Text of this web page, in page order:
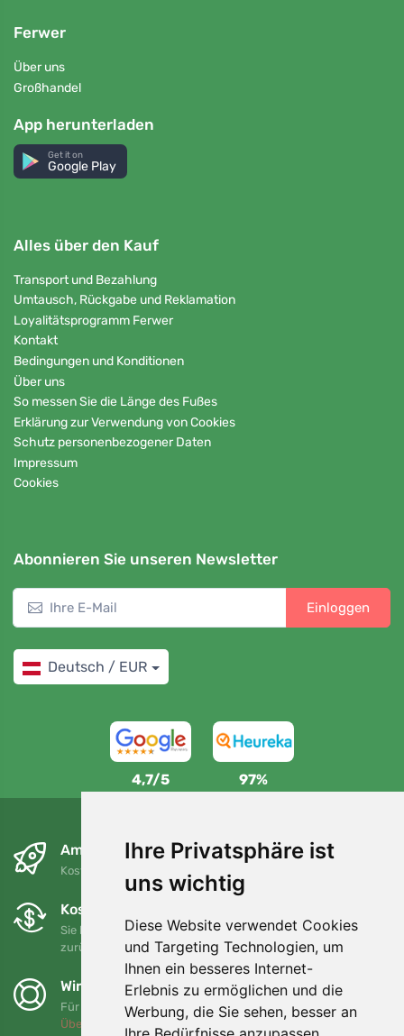
Ihre Privatsphäre ist
uns wichtig
Diese Website verwendet Cookies
und Targeting Technologien, um
Ihnen ein besseres Internet-
Erlebnis zu ermöglichen und die
Werbung, die Sie sehen, besser an
Ferwer
Über uns
Großhandel
App herunterladen
Get it on
Google Play
Alles über den Kauf
Transport und Bezahlung
Umtausch, Rückgabe und Reklamation
Loyalitätsprogramm Ferwer
Kontakt
Bedingungen und Konditionen
Über uns
So messen Sie die Länge des Fußes
Erklärung zur Verwendung von Cookies
Schutz personenbezogener Daten
Impressum
Cookies
Abonnieren Sie unseren Newsletter
Einloggen
Deutsch / EUR
4,7/5 97%
Am nächsten Tag und kostenlos
Kostenloser Versand für Bestellungen über 80 EUR
Kostenloser Umtausch und Rückgabe
Sie können Ihre Bestellung jederzeit innerhalb von 90 Tagen
zurückgeben oder umtauschen.
Wir unterstützen Trees.org
Für jede Bestellung pflanzen wir einen Baum! Mehr lesen
Über uns